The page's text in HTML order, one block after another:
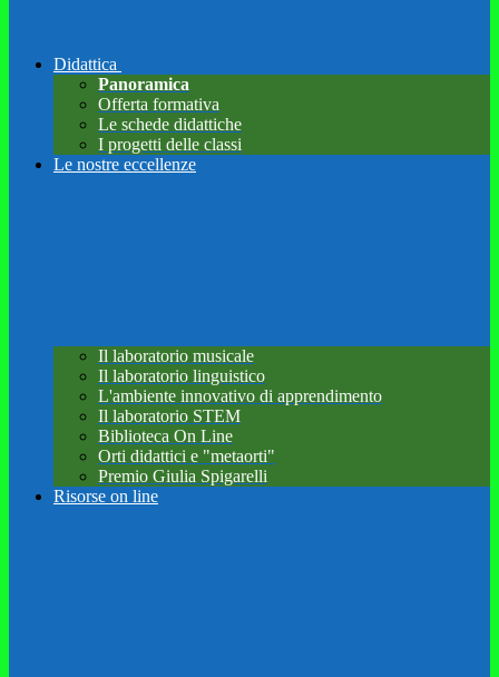
Didattica
Panoramica
Offerta formativa
Le schede didattiche
I progetti delle classi
Le nostre eccellenze
Il laboratorio musicale
Il laboratorio linguistico
L'ambiente innovativo di apprendimento
Il laboratorio STEM
Biblioteca On Line
Orti didattici e "metaorti"
Premio Giulia Spigarelli
Risorse on line